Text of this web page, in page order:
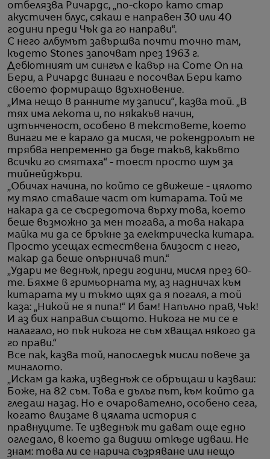
отбелязва Ричардс, „по-скоро като стар
акустичен блус, сякаш е направен 30 или 40
години преди Чък да го направи“.
С него албумът завършва почти точно там,
където Stones започват през 1963 г.
Дебютният им сингъл е кавър на Come On на
Бери, а Ричардс винаги е посочвал Бери като
своето формиращо вдъхновение.
„Има нещо в ранните му записи“, казва той. „В
тях има лекота и, по някакъв начин,
изтънченост, особено в текстовете, което
винаги ме е карало да мисля, че рокендролът не
трябва непременно да бъде такъв, какъвто
всички го смятаха“ - тоест просто шум за
тийнейджъри.
„Обичах начина, по който се движеше - цялото
му тяло ставаше част от китарата. Той ме
накара да се съсредоточа върху това, което
беше възможно за мен тогава, а това накара
майка ми да се бръкне за електрическа китара.
Просто усещах естествена близост с него,
макар да беше опърничав тип.“
„Удари ме веднъж, преди години, мисля през 60-
те. Бяхме в гримьорната му, аз надничах към
китарата му и тъкмо щях да я погаля, а той
каза: „Никой не я пипа!“ И бам! Напълно прав, Чък!
И аз бих направил същото. Никога не ми се е
налагало, но пък никога не съм хващал някого да
го прави.“
Все пак, казва той, напоследък мисли повече за
миналото.
„Искам да кажа, изведнъж се обръщаш и казваш:
Боже, на 82 съм. Това е дълъг път, към който да
гледаш назад. Но е очарователно, особено сега,
когато влизаме в цялата история с
правнуците. Те изведнъж ти дават още едно
огледало, в което да видиш откъде идваш. Не
знам: това ли се нарича съзряване или нещо